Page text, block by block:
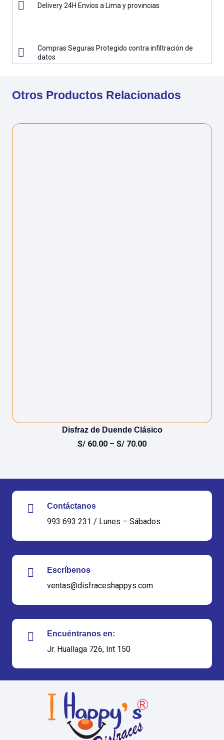
Delivery 24H Envíos a Lima y provincias
Compras Seguras Protegido contra infiltración de
datos
Otros Productos Relacionados
Disfraz de Duende Clásico
S/ 60.00 – S/ 70.00
Contáctanos
993 693 231 / Lunes – Sábados
Escríbenos
ventas@disfraceshappys.com
Encuéntranos en:
Jr. Huallaga 726, Int 150